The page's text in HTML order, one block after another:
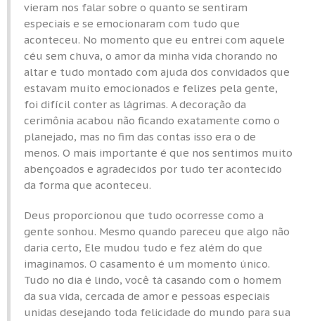
vieram nos falar sobre o quanto se sentiram
especiais e se emocionaram com tudo que
aconteceu. No momento que eu entrei com aquele
céu sem chuva, o amor da minha vida chorando no
altar e tudo montado com ajuda dos convidados que
estavam muito emocionados e felizes pela gente,
foi difícil conter as lágrimas. A decoração da
cerimônia acabou não ficando exatamente como o
planejado, mas no fim das contas isso era o de
menos. O mais importante é que nos sentimos muito
abençoados e agradecidos por tudo ter acontecido
da forma que aconteceu.
Deus proporcionou que tudo ocorresse como a
gente sonhou. Mesmo quando pareceu que algo não
daria certo, Ele mudou tudo e fez além do que
imaginamos. O casamento é um momento único.
Tudo no dia é lindo, você tá casando com o homem
da sua vida, cercada de amor e pessoas especiais
unidas desejando toda felicidade do mundo para sua